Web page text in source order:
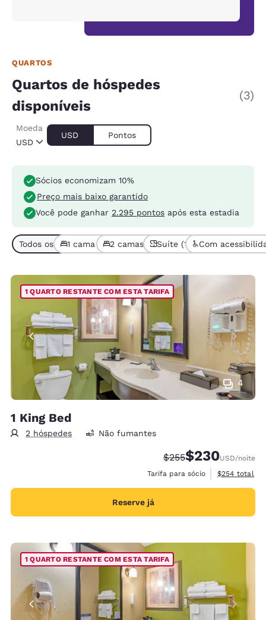
QUARTOS
Quartos de hóspedes
disponíveis
(3)
USD
Moeda
USD Pontos
Sócios economizam 10%
Preço mais baixo garantido
Você pode ganhar 2.295 pontos após esta estadia
Todos os tipos de quarto (3)
1 cama (1) 2 camas ou mais (2)
Suíte (1) Com
4
1 QUARTO RESTANTE COM ESTA TARIFA
1 King Bed
2 hóspedes Não fumantes
Tarifa anterior
$255Tarifa com
$230USD/noite
Tarifa para sócio
Exibir
$254 total
Reserve já
1 QUARTO RESTANTE COM ESTA TARIFA